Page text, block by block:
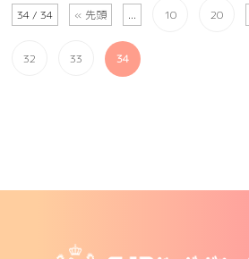
34 / 34 « 先頭 ... 10 20
32 33 34